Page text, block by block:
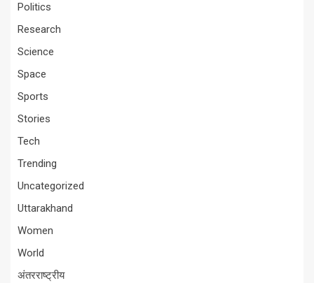
Politics
Research
Science
Space
Sports
Stories
Tech
Trending
Uncategorized
Uttarakhand
Women
World
अंतरराष्ट्रीय